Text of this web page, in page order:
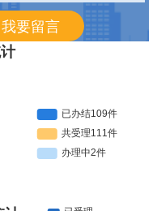
我要留言